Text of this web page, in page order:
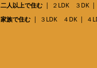
二人以上で住む
２LDK ３DK
家族で住む
３LDK ４DK ４